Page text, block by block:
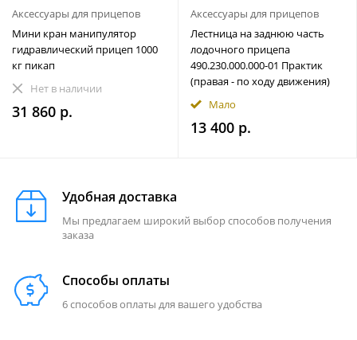
Аксессуары для прицепов
Мини кран манипулятор
гидравлический прицеп 1000
кг пикап
Нет в наличии
31 860 р.
Аксессуары для прицепов
Лестница на заднюю часть
лодочного прицепа
490.230.000.000-01 Практик
(правая - по ходу движения)
Мало
13 400 р.
Удобная доставка
Мы предлагаем широкий выбор способов получения
заказа
Способы оплаты
6 способов оплаты для вашего удобства